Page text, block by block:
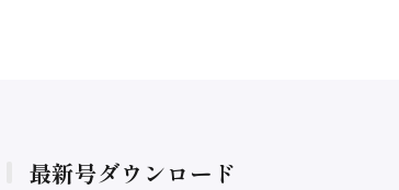
最新号ダウンロード